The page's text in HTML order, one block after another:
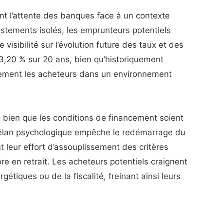
l’attente des banques face à un contexte
isolés, les emprunteurs potentiels
sur l’évolution future des taux et des
% sur 20 ans, bien qu’historiquement
les acheteurs dans un environnement
que les conditions de financement soient
psychologique empêche le redémarrage du
effort d’assouplissement des critères
en retrait. Les acheteurs potentiels craignent
ou de la fiscalité, freinant ainsi leurs